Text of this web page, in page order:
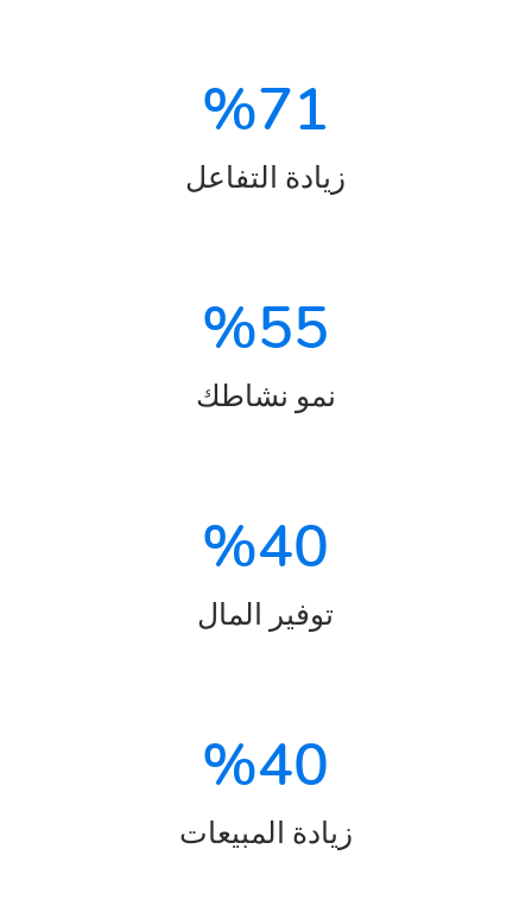
71
%
زيادة التفاعل
55
%
نمو نشاطك
40
%
توفير المال
40
%
زيادة المبيعات